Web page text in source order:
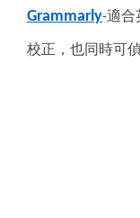
Grammarly-適合
校正，也同時可